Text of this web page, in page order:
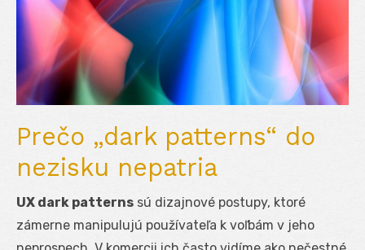
Prečo „dark patterns“ do
nezisku nepatria
UX dark patterns sú dizajnové postupy, ktoré
zámerne manipulujú používateľa k voľbám v jeho